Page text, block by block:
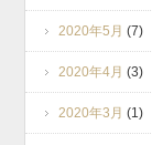
2020年5月 (7)
2020年4月 (3)
2020年3月 (1)